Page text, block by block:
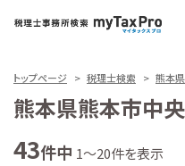
トップページ 税理士検索 熊本県
熊本県熊本市中
43件中 1～20件を表示